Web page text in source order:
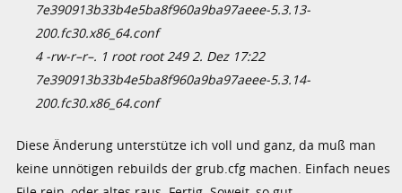
7e390913b33b4e5ba8f960a9ba97aeee-5.3.13-
200.fc30.x86_64.conf
4 -rw-r–r–. 1 root root 249 2. Dez 17:22
7e390913b33b4e5ba8f960a9ba97aeee-5.3.14-
200.fc30.x86_64.conf
Diese Änderung unterstütze ich voll und ganz, da muß man
keine unnötigen rebuilds der grub.cfg machen. Einfach neues